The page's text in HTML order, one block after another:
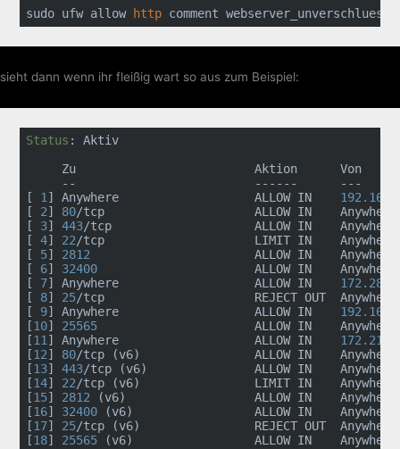
sudo ufw allow http comment
sieht dann wenn ihr fleißig wart so aus zum Beispiel:
Status : Aktiv
     Zu                         Aktion      Von
     --                         ------      ---
[ 1] Anywhere                   ALLOW IN 192.168
[ 2] 80/tcp                     ALLOW IN
[ 3] 443/tcp                    ALLOW IN
[ 4] 22/tcp                     LIMIT IN
[ 5] 2812
ALLOW IN
[ 6] 32400
ALLOW IN
[ 7] Anywhere                   ALLOW IN 172.28
[ 8] 25/tcp                     REJECT OUT
[ 9] Anywhere                   ALLOW IN 192.168
[10] 25565
ALLOW IN
[11] Anywhere                   ALLOW IN 172.21
[12] 80/tcp (v6)                ALLOW IN
[13] 443/tcp (v6)               ALLOW IN
[14] 22/tcp (v6)                LIMIT IN
[15] 2812 (v6)                  ALLOW IN
[16] 32400 (v6)                 ALLOW IN
[17] 25/tcp (v6)                REJECT OUT
[18] 25565 (v6)                 ALLOW IN